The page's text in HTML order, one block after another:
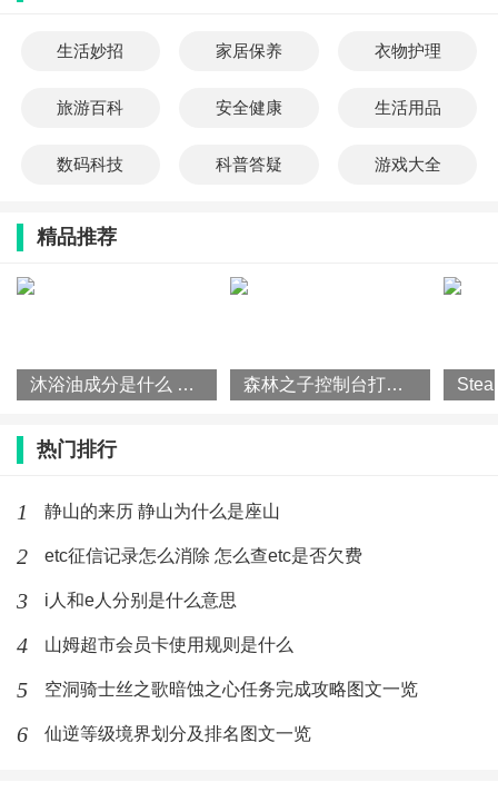
生活妙招 家居保养 衣物护理
旅游百科 安全健康 生活用品
数码科技 科普答疑 游戏大全
精品推荐
沐浴油成分是什么 沐浴油怎么使用 森林之子控制台打开方法攻略一览
热门排行
1 静山的来历 静山为什么是座山
2 etc征信记录怎么消除 怎么查etc是否欠费
3 i人和e人分别是什么意思
4 山姆超市会员卡使用规则是什么
5 空洞骑士丝之歌暗蚀之心任务完成攻略图文一览
6 仙逆等级境界划分及排名图文一览